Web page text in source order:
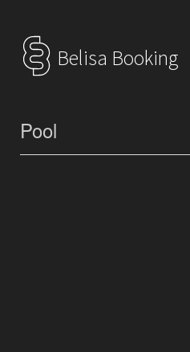
Belisa Booking
Pool